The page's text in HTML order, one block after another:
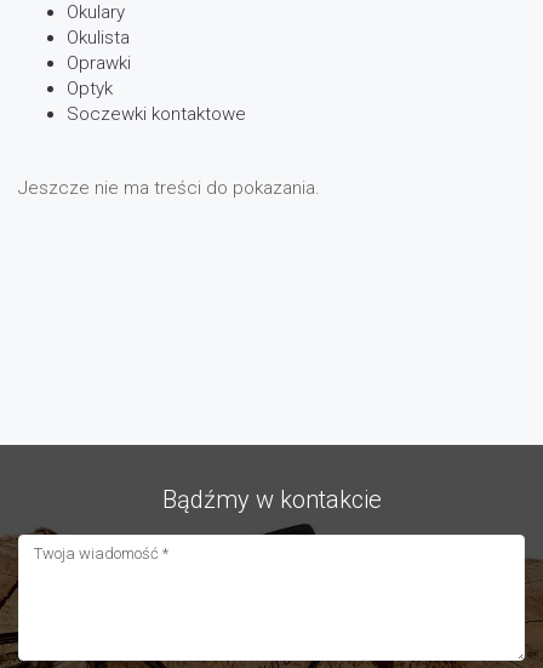
Okulary
Okulista
Oprawki
Optyk
Soczewki kontaktowe
Jeszcze nie ma treści do pokazania.
Bądźmy w kontakcie